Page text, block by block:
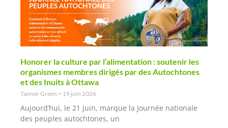
Honorer la culture par l’alimentation : soutenir les
organismes membres dirigés par des Autochtones
et des Inuits à Ottawa
Tanner Green 19 juin 2026
Aujourd’hui, le 21 juin, marque la Journée nationale
des peuples autochtones, un